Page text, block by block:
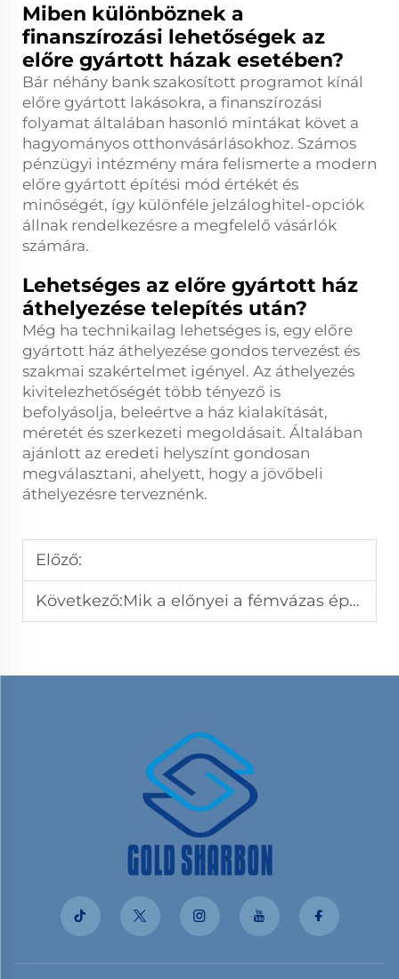
Miben különböznek a
finanszírozási lehetőségek az
előre gyártott házak esetében?
Bár néhány bank szakosított programot kínál
előre gyártott lakásokra, a finanszírozási
folyamat általában hasonló mintákat követ a
hagyományos otthonvásárlásokhoz. Számos
pénzügyi intézmény mára felismerte a modern
előre gyártott építési mód értékét és
minőségét, így különféle jelzáloghitel-opciók
állnak rendelkezésre a megfelelő vásárlók
számára.
Lehetséges az előre gyártott ház
áthelyezése telepítés után?
Még ha technikailag lehetséges is, egy előre
gyártott ház áthelyezése gondos tervezést és
szakmai szakértelmet igényel. Az áthelyezés
kivitelezhetőségét több tényező is
befolyásolja, beleértve a ház kialakítását,
méretét és szerkezeti megoldásait. Általában
ajánlott az eredeti helyszínt gondosan
megválasztani, ahelyett, hogy a jövőbeli
áthelyezésre terveznénk.
Előző:
Következő:Mik a előnyei a fémvázas építési technológiának?